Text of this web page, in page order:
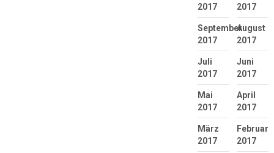
2017
2017
September
2017
August
2017
Juli
2017
Juni
2017
Mai
2017
April
2017
März
2017
Februar
2017